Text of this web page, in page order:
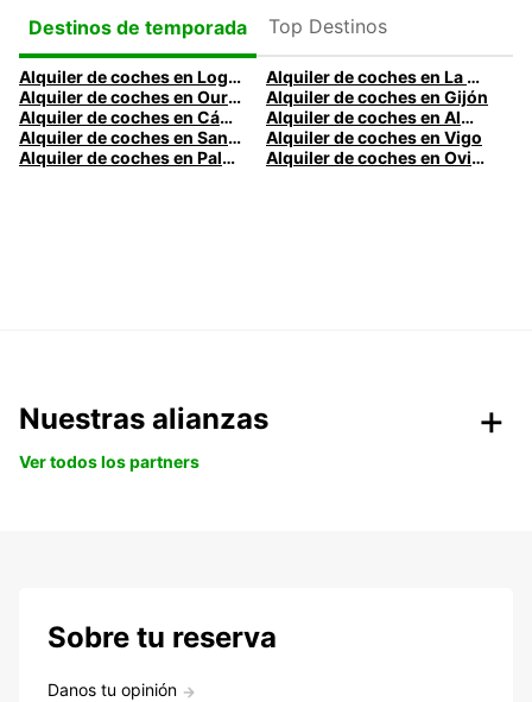
Destinos de temporada
Top Destinos
Alquiler de coches en Logroño
Alquiler de coches en La Coruña
Alquiler de coches en Ourense
Alquiler de coches en Gijón
Alquiler de coches en Cádiz
Alquiler de coches en Almería
Alquiler de coches en Santander
Alquiler de coches en Vigo
Alquiler de coches en Palma
Alquiler de coches en Oviedo
Nuestras alianzas
Ver todos los partners
Sobre tu reserva
Danos tu opinión